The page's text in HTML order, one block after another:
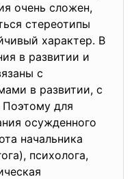
очень сложен,
стереотипы
характер. В
в развитии и
с
в развитии, с
Поэтому для
осужденного
начальника
психолога,